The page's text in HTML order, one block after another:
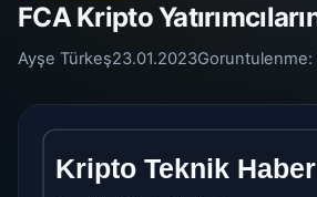
FCA Kripto
Ayşe Türkeş23.01.2023Goruntulenme: